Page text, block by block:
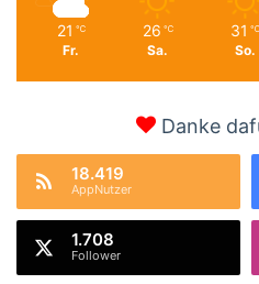
21 ℃
Fr.
26 ℃
Sa.
31 ℃
So.
Danke
18.419
AppNutzer
1.708
Follower